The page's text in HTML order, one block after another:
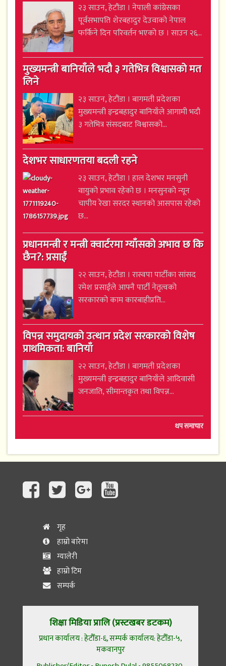
२३ साउन, हेटौंडा । नेपाली कांग्रेसका
पूर्वसभापति शेरबहादुर देउवाको नेपाल
फर्किने दिन परिवर्तन भएको छ । साउन २६...
मुख्यमन्त्री बानियाँले भदौ ३ गतेभित्र विश्वासको मत
लिने
२३ साउन, हेटौंडा । बागमती प्रदेशका
मुख्यमन्त्री इन्द्रबहादुर बानियाँले आगामी भदौ
३ गतेभित्र संसदबाट विश्वासको...
देशभर साधारणतया बदली रहने
२३ साउन, हेटौंडा । हाल देशभर मनसुनी
वायुको प्रभाव रहेको छ । मनसुनको न्यून
चापीय रेखा सरदर स्थानको आसपास रहेको
छ...
प्रधानमन्त्री र मन्त्री क्वार्टरमा ग्याँसको अभाव छ कि
छैन?: प्रसाईं
२२ साउन, हेटौंडा । रास्वपा पार्टीका सांसद
रमेश प्रसाईंले आफ्नै पार्टी नेतृत्वको
सरकारको काम कारबाहीप्रति...
विपन्न समुदायको उत्थान प्रदेश सरकारको विशेष
प्राथमिकता: बानियाँ
२२ साउन, हेटौंडा । बागमती प्रदेशका
मुख्यमन्त्री इन्द्रबहादुर बानियाँले आदिवासी
जनजाति, सीमान्तकृत तथा विपन्न...
थप समाचार
गृह
हाम्रो बारेमा
ग्यालेरी
हाम्रो टिम
सम्पर्क
शिक्षा मिडिया प्रालि (प्रस्टखबर डटकम)
प्रधान कार्यालय : हेटौँडा-६, सम्पर्क कार्यालय: हेटौँडा-५,
मकवानपुर